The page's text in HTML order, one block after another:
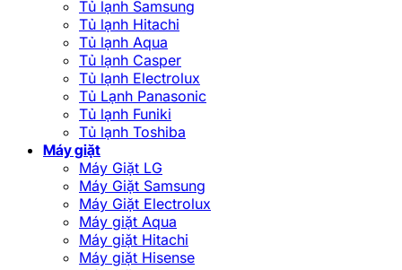
Tủ lạnh Samsung
Tủ lạnh Hitachi
Tủ lạnh Aqua
Tủ lạnh Casper
Tủ lạnh Electrolux
Tủ Lạnh Panasonic
Tủ lạnh Funiki
Tủ lạnh Toshiba
Máy giặt
Máy Giặt LG
Máy Giặt Samsung
Máy Giặt Electrolux
Máy giặt Aqua
Máy giặt Hitachi
Máy giặt Hisense